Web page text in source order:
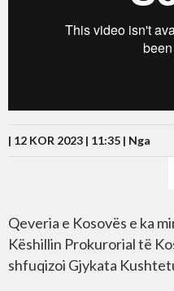
| 12 KOR 2023 | 11:35 | Nga
Qeveria e Kosovës e ka
Këshillin Prokurorial të
shfuqizoi Gjykata